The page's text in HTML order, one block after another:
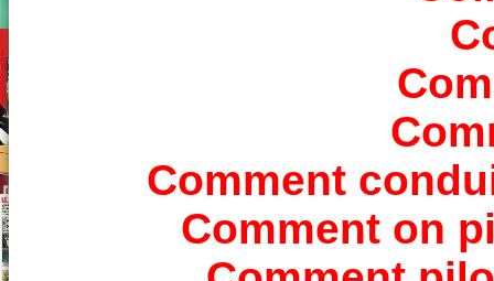
Comment
Comment on